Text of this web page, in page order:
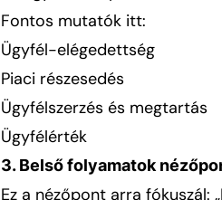
Fontos mutatók itt:
Ügyfél-elégedettség
Piaci részesedés
Ügyfélszerzés és megtartás
Ügyfélérték
3. Belső folyamatok
Ez a nézőpont arra fókuszál: